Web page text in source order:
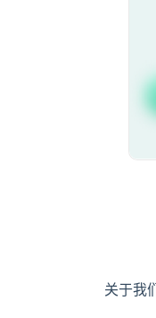
关于我们